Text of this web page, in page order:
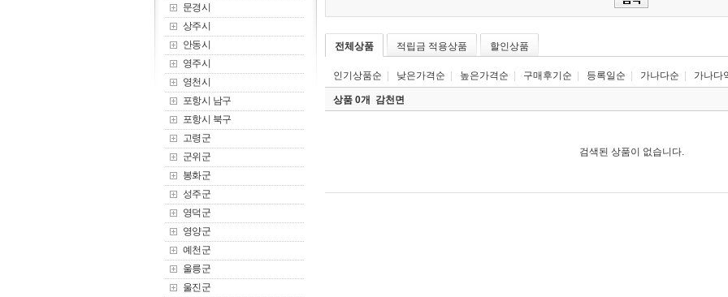
문경시
상주시
안동시
영주시
영천시
포항시 남구
포항시 북구
고령군
군위군
봉화군
성주군
영덕군
영양군
예천군
울릉군
울진군
전체상품 적립금 적용상품 할인상품
인기상품순 낮은가격순 높은가격순 구매후기순 등록일순 가나다순 가나다
상품 0개 감천면
검색된 상품이 없습니다.